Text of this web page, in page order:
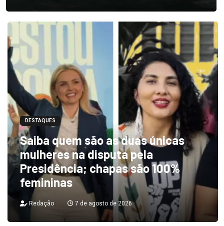
DESTAQUES
Saiba quem são as duas únicas
mulheres na disputa pela
Presidência; chapas são 100%
femininas
Redação 7 de agosto de 2026